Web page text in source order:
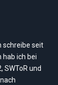
schreibe seit
hab ich bei
SWToR und